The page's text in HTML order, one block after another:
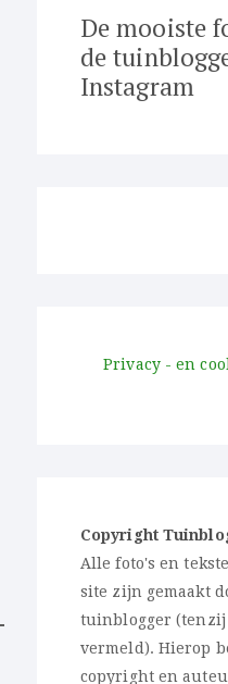
De mooiste
de
Instagram
Privacy - en
Copyright
Alle foto's en
site zijn gemaakt
tuinblogger (tenzij
vermeld). Hierop
copyright en